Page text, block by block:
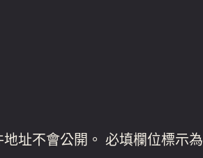
址不會公開。 必填欄位標示為